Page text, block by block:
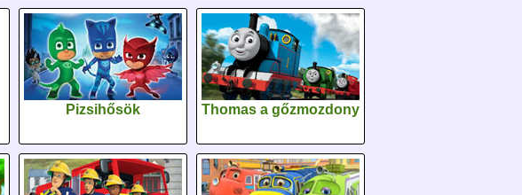
Pizsihősök Thomas a gőzmozdony